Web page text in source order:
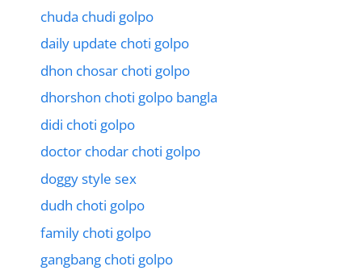
chuda chudi golpo
daily update choti golpo
dhon chosar choti golpo
dhorshon choti golpo bangla
didi choti golpo
doctor chodar choti golpo
doggy style sex
dudh choti golpo
family choti golpo
gangbang choti golpo